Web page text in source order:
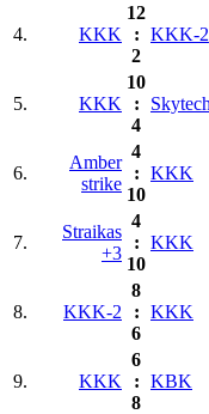
4. KKK
12
:
2
KKK-2
5. KKK
10
:
4
Skytech
6.
Amber
strike
4
:
10
KKK
7.
Straikas
+3
4
:
10
KKK
8. KKK-2
8
:
6
KKK
9. KKK
6
:
8
KBK